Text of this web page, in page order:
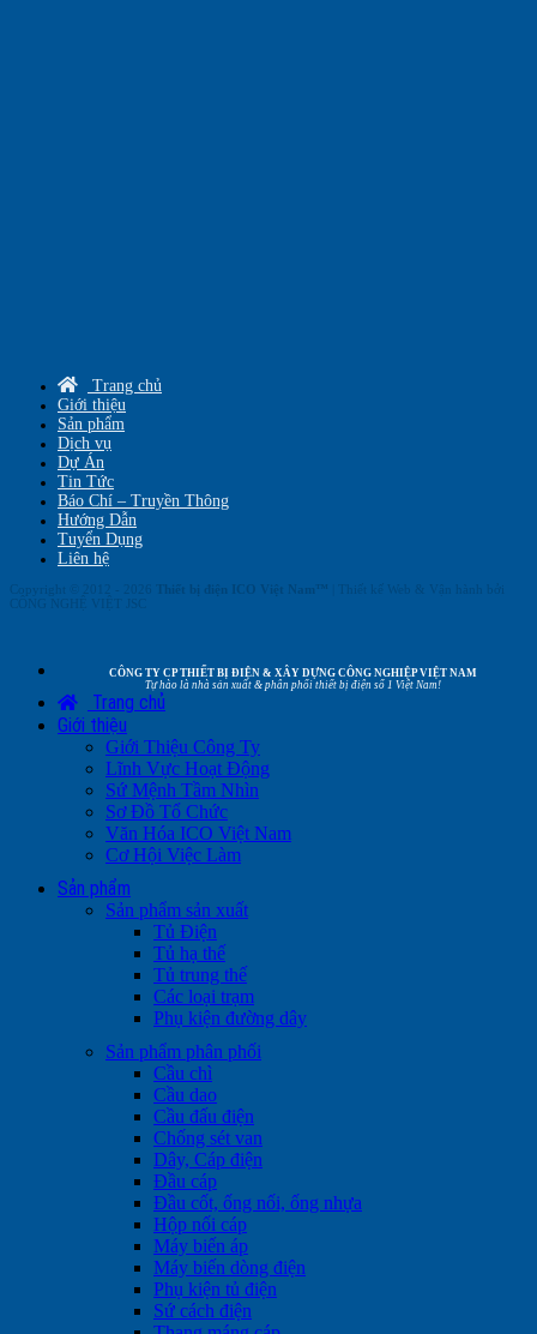
Trang chủ
Giới thiệu
Sản phẩm
Dịch vụ
Dự Án
Tin Tức
Báo Chí – Truyền Thông
Hướng Dẫn
Tuyển Dụng
Liên hệ
Copyright © 2012 - 2026 Thiết bị điện ICO Việt Nam™ | Thiết kế Web & Vận hành bởi
CÔNG NGHỆ VIỆT JSC
CÔNG TY CP THIẾT BỊ ĐIỆN & XÂY DỰNG CÔNG NGHIỆP VIỆT NAM
Tự hào là nhà sản xuất & phân phối thiết bị điện số 1 Việt Nam!
Trang chủ
Giới thiệu
Giới Thiệu Công Ty
Lĩnh Vực Hoạt Động
Sứ Mệnh Tầm Nhìn
Sơ Đồ Tổ Chức
Văn Hóa ICO Việt Nam
Cơ Hội Việc Làm
Sản phẩm
Sản phẩm sản xuất
Tủ Điện
Tủ hạ thế
Tủ trung thế
Các loại trạm
Phụ kiện đường dây
Sản phẩm phân phối
Cầu chì
Cầu dao
Cầu đấu điện
Chống sét van
Dây, Cáp điện
Đầu cáp
Đầu cốt, ống nối, ống nhựa
Hộp nối cáp
Máy biến áp
Máy biến dòng điện
Phụ kiện tủ điện
Sứ cách điện